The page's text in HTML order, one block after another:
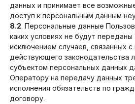
данных и принимает все
доступ к персональным данным
8.2. Персональные данные
каких условиях не будут
исключением случаев, связанных
действующего законодательства
субъектом персональных данных
Оператору на передачу данных
исполнения обязательств по
договору.